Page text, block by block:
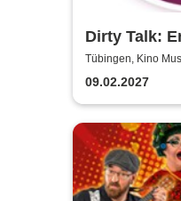
Dirty Talk:
Tübingen
Tübingen, Kino
09.02.2027